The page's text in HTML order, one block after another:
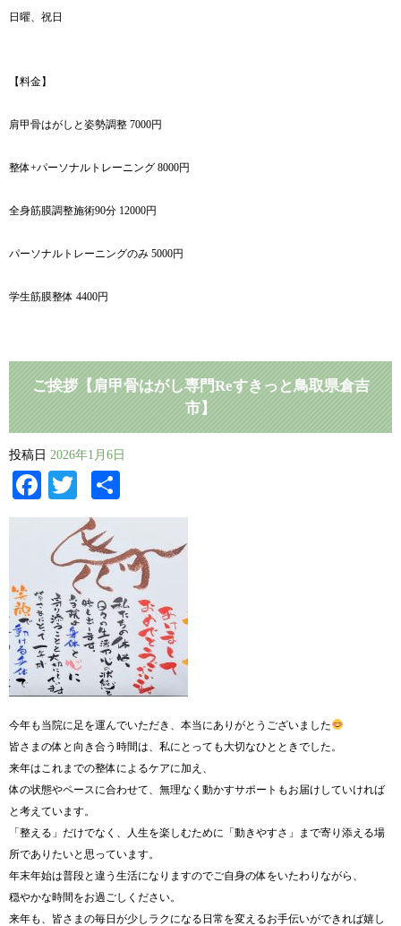
日曜、祝日
【料金】
肩甲骨はがしと姿勢調整 7000円
整体+パーソナルトレーニング 8000円
全身筋膜調整施術90分 12000円
パーソナルトレーニングのみ 5000円
学生筋膜整体 4400円
ご挨拶【肩甲骨はがし専門Reすきっと鳥取県倉吉
市】
投稿日 2026年1月6日
Facebook
Twitter
有
今年も当院に足を運んでいただき、本当にありがとうございました
皆さまの体と向き合う時間は、私にとっても大切なひとときでした。
来年はこれまでの整体によるケアに加え、
体の状態やペースに合わせて、無理なく動かすサポートもお届けしていければ
と考えています。
「整える」だけでなく、人生を楽しむために「動きやすさ」まで寄り添える場
所でありたいと思っています。
年末年始は普段と違う生活になりますのでご自身の体をいたわりながら、
穏やかな時間をお過ごしください。
来年も、皆さまの毎日が少しラクになる日常を変えるお手伝いができれば嬉し